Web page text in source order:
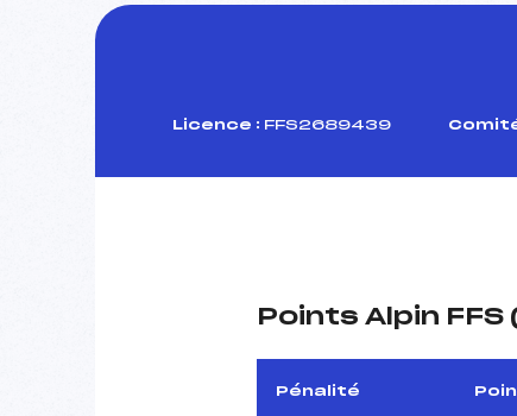
Licence : FFS2689439
Points Alpin
Pénalité